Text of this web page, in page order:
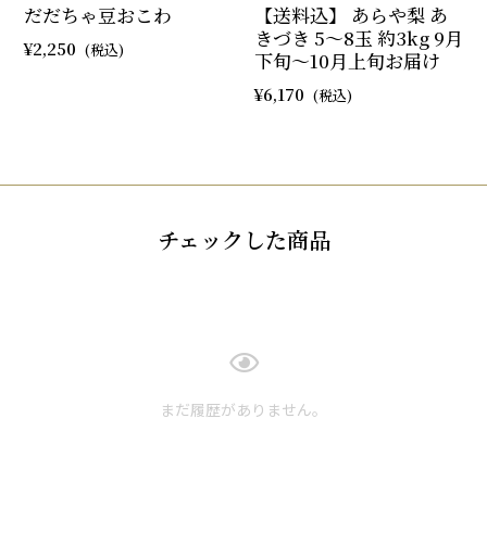
だだちゃ豆おこわ
2,250
【送料込】 あらや梨 あ
きづき 5～8玉 約3kg 9月
下旬～10月上旬お届け
6,170
チェックした商品
まだ履歴がありません。